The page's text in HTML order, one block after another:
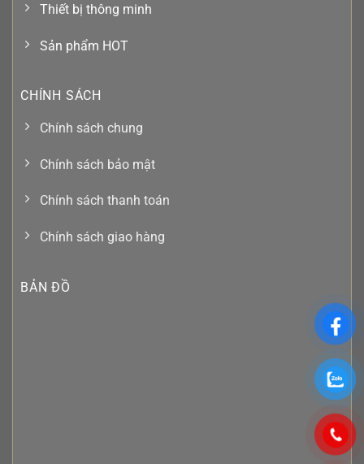
Thiết bị thông minh
Sản phẩm HOT
CHÍNH SÁCH
Chính sách chung
Chính sách bảo mật
Chính sách thanh toán
Chính sách giao hàng
BẢN ĐỒ